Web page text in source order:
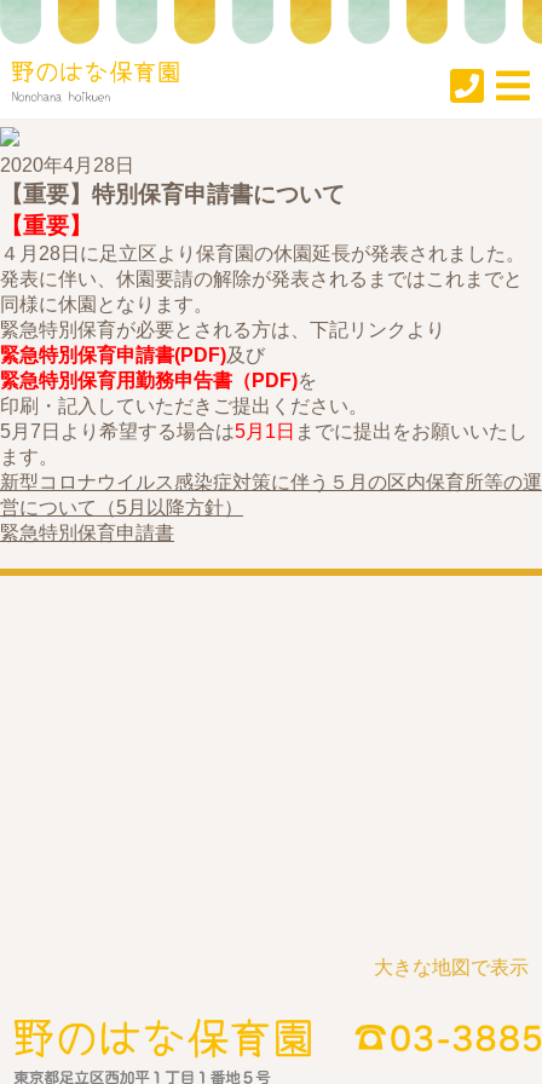
2020年4月28日
【重要】特別保育申請書について
【重要】
４月28日に足立区より保育園の休園延長が発表されました。
発表に伴い、休園要請の解除が発表されるまではこれまでと
同様に休園となります。
緊急特別保育が必要とされる方は、下記リンクより
緊急特別保育申請書(PDF)及び
緊急特別保育用勤務申告書（PDF)を
印刷・記入していただきご提出ください。
5月7日より希望する場合は5月1日 までに提出をお願いいたし
ます。
新型コロナウイルス感染症対策に伴う５月の区内保育所等の運
営について（5月以降方針）
緊急特別保育申請書
大きな地図で表示